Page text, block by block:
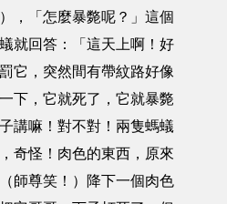
，「怎麼暴斃呢？」這個
就回答：「這天上啊！好
它，突然間有帶紋路好像
下，它就死了，它就暴斃
講嘛！對不對！兩隻螞蟻
奇怪！肉色的東西，原來
師尊笑！）降下一個肉色